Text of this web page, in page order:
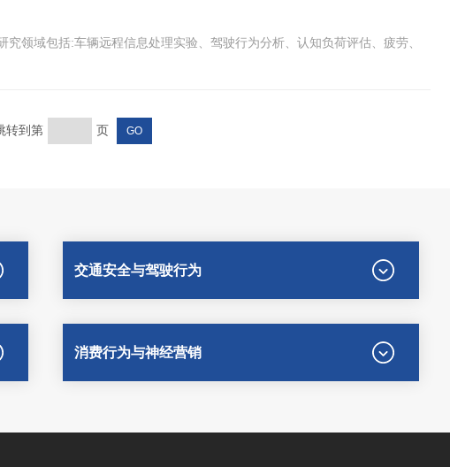
领域包括:车辆远程信息处理实验、驾驶行为分析、认知负荷评估、疲劳、
转到第 页
交通安全与驾驶行为
消费行为与神经营销